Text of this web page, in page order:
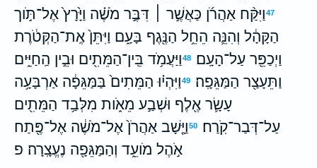
47וַיִּקַּ֨ח אַהֲרֹ֜ן כַּאֲשֶׁ֣ר ׀ דִּבֶּ֣ר מֹשֶׁ֗ה וַיָּ֙רָץ֙ אֶל־תֹּ֣וך
הַקָּהָ֔ל וְהִנֵּ֛ה הֵחֵ֥ל הַנֶּ֖גֶף בָּעָ֑ם וַיִּתֵּן֙ אֶֽת־הַקְּטֹ֔רֶת
וַיְכַפֵּ֖ר עַל־הָעָֽם׃
48וַיַּעֲמֹ֥ד בֵּֽין־הַמֵּתִ֖ים וּבֵ֣ין הַֽחַיִּ֑ים
וַתֵּעָצַ֖ר הַמַּגֵּפָֽה׃
49וַיִּהְי֗וּ הַמֵּתִים֙ בַּמַּגֵּפָ֔ה אַרְבָּעָ֥ה
עָשָׂ֛ר אֶ֖לֶף וּשְׁבַ֣ע מֵאֹ֑ות מִלְּבַ֥ד הַמֵּתִ֖ים
עַל־דְּבַר־קֹֽרַח׃
50וַיָּ֤שָׁב אַהֲרֹן֙ אֶל־מֹשֶׁ֔ה אֶל־פֶּ֖תַח
אֹ֣הֶל מֹועֵ֑ד וְהַמַּגֵּפָ֖ה נֶעֱצָֽרָה׃ פ